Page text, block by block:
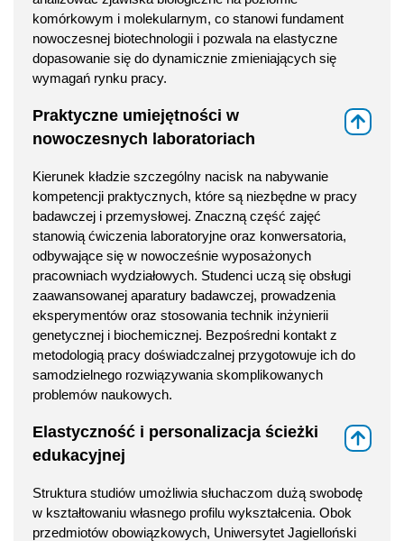
komórkowym i molekularnym, co stanowi fundament
nowoczesnej biotechnologii i pozwala na elastyczne
dopasowanie się do dynamicznie zmieniających się
wymagań rynku pracy.
Praktyczne umiejętności w
nowoczesnych laboratoriach
Kierunek kładzie szczególny nacisk na nabywanie
kompetencji praktycznych, które są niezbędne w pracy
badawczej i przemysłowej. Znaczną część zajęć
stanowią ćwiczenia laboratoryjne oraz konwersatoria,
odbywające się w nowocześnie wyposażonych
pracowniach wydziałowych. Studenci uczą się obsługi
zaawansowanej aparatury badawczej, prowadzenia
eksperymentów oraz stosowania technik inżynierii
genetycznej i biochemicznej. Bezpośredni kontakt z
metodologią pracy doświadczalnej przygotowuje ich do
samodzielnego rozwiązywania skomplikowanych
problemów naukowych.
Elastyczność i personalizacja ścieżki
edukacyjnej
Struktura studiów umożliwia słuchaczom dużą swobodę
w kształtowaniu własnego profilu wykształcenia. Obok
przedmiotów obowiązkowych, Uniwersytet Jagielloński